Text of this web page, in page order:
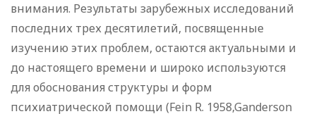
внимания. Результаты зарубежных исследований
последних трех десятилетий, посвященные
изучению этих проблем, остаются актуальными и
до настоящего времени и широко используются
для обоснования структуры и форм
психиатрической помощи (Fein R. 1958,Ganderson